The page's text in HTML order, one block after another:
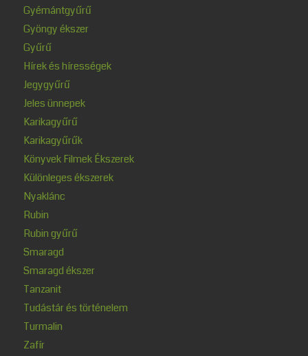
Gyémántgyűrű
Gyöngy ékszer
Gyűrű
Hírek és hírességek
Jegygyűrű
Jeles ünnepek
Karikagyűrű
Karikagyűrűk
Könyvek Filmek Ékszerek
Különleges ékszerek
Nyaklánc
Rubin
Rubin gyűrű
Smaragd
Smaragd ékszer
Tanzanit
Tudástár és történelem
Turmalin
Zafír